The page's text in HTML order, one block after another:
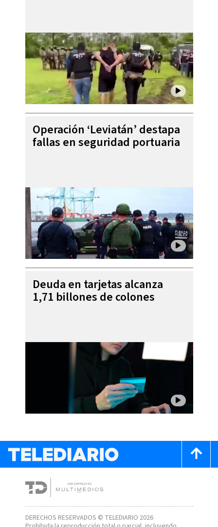
Operación ‘Leviatán’ destapa
fallas en seguridad portuaria
Deuda en tarjetas alcanza
1,71 billones de colones
DERECHOS RESERVADOS © TELEDIARIO 2026